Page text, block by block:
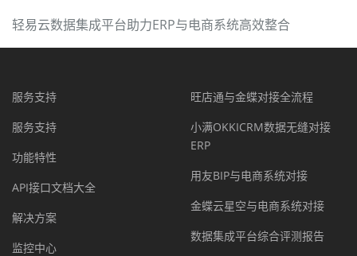
轻易云数据集成平台助力ERP与电商系统高效整合
服务支持
服务支持
功能特性
API接口文档大全
解决方案
监控中心
旺店通与金蝶对接全流程
小满OKKICRM数据无缝对接
ERP
用友BIP与电商系统对接
金蝶云星空与电商系统对接
数据集成平台综合评测报告